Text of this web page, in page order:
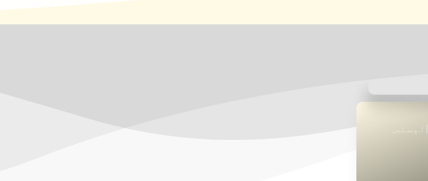
لېسنس